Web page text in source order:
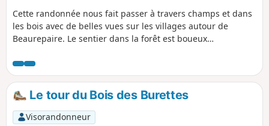
Cette randonnée nous fait passer à travers champs et dans
les bois avec de belles vues sur les villages autour de
Beaurepaire. Le sentier dans la forêt est boueux
RANDONNEURS (SES) QUI PARCOURENT MES RANDONNEES
vous pouvez mettre des photos en indiquant l'emplacement
sur le circuit.
Le tour du Bois des Burettes
Visorandonneur